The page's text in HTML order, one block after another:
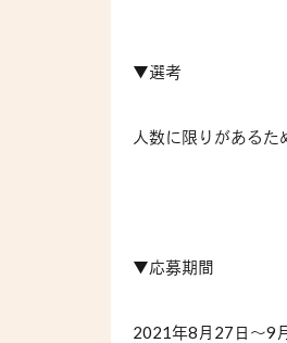
▼選考
人数に限りがあるた
▼応募期間
2021年8月 27 日～9